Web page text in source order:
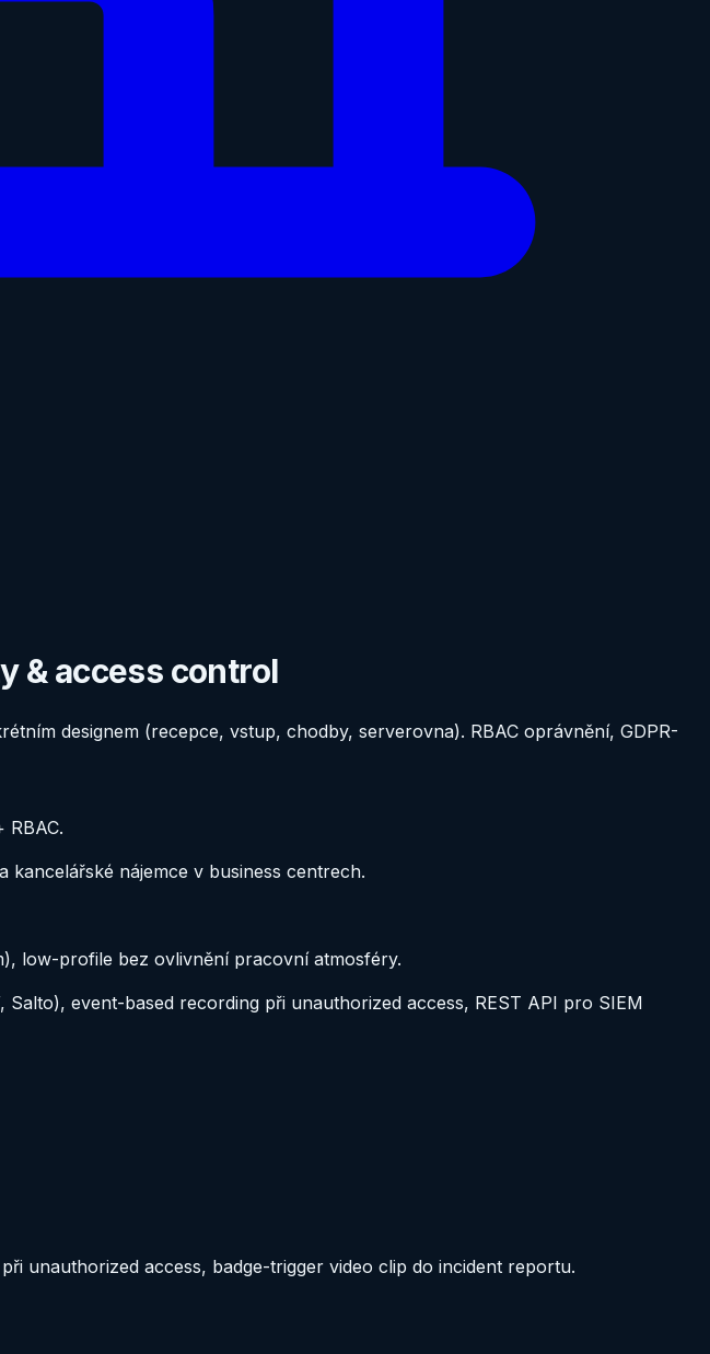
& access control
designem (recepce, vstup, chodby, serverovna). RBAC oprávnění, GDPR-
nájemce v business centrech.
low-profile bez ovlivnění pracovní atmosféry.
event-based recording při unauthorized access, REST API pro SIEM
unauthorized access, badge-trigger video clip do incident reportu.